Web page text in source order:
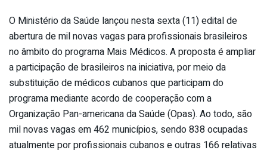
O Ministério da Saúde lançou nesta sexta (11) edital de
abertura de mil novas vagas para profissionais brasileiros
no âmbito do programa Mais Médicos. A proposta é ampliar
a participação de brasileiros na iniciativa, por meio da
substituição de médicos cubanos que participam do
programa mediante acordo de cooperação com a
Organização Pan-americana da Saúde (Opas). Ao todo, são
mil novas vagas em 462 municípios, sendo 838 ocupadas
atualmente por profissionais cubanos e outras 166 relativas